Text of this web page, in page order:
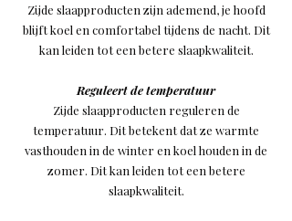
Zijde slaapproducten zijn ademend, je hoofd
blijft koel en comfortabel tijdens de nacht. Dit
kan leiden tot een betere slaapkwaliteit.
Reguleert de temperatuur
Zijde slaapproducten reguleren de
temperatuur. Dit betekent dat ze warmte
vasthouden in de winter en koel houden in de
zomer. Dit kan leiden tot een betere
slaapkwaliteit.